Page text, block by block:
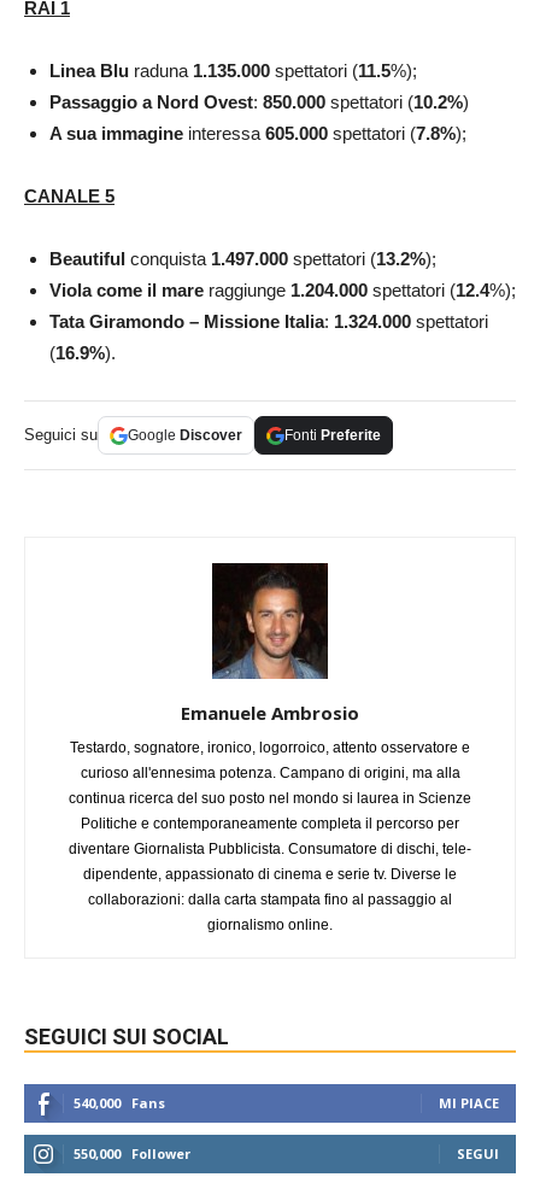
RAI 1
Linea Blu raduna 1.135.000 spettatori (11.5%);
Passaggio a Nord Ovest: 850.000 spettatori (10.2%)
A sua immagine interessa 605.000 spettatori (7.8%);
CANALE 5
Beautiful conquista 1.497.000 spettatori (13.2%);
Viola come il mare raggiunge 1.204.000 spettatori (12.4%);
Tata Giramondo – Missione Italia: 1.324.000 spettatori
(16.9%).
Seguici su Google Discover Fonti Preferite
Emanuele Ambrosio
Testardo, sognatore, ironico, logorroico, attento osservatore e
curioso all'ennesima potenza. Campano di origini, ma alla
continua ricerca del suo posto nel mondo si laurea in Scienze
Politiche e contemporaneamente completa il percorso per
diventare Giornalista Pubblicista. Consumatore di dischi, tele-
dipendente, appassionato di cinema e serie tv. Diverse le
collaborazioni: dalla carta stampata fino al passaggio al
giornalismo online.
SEGUICI SUI SOCIAL
540,000 Fans MI PIACE
550,000 Follower SEGUI